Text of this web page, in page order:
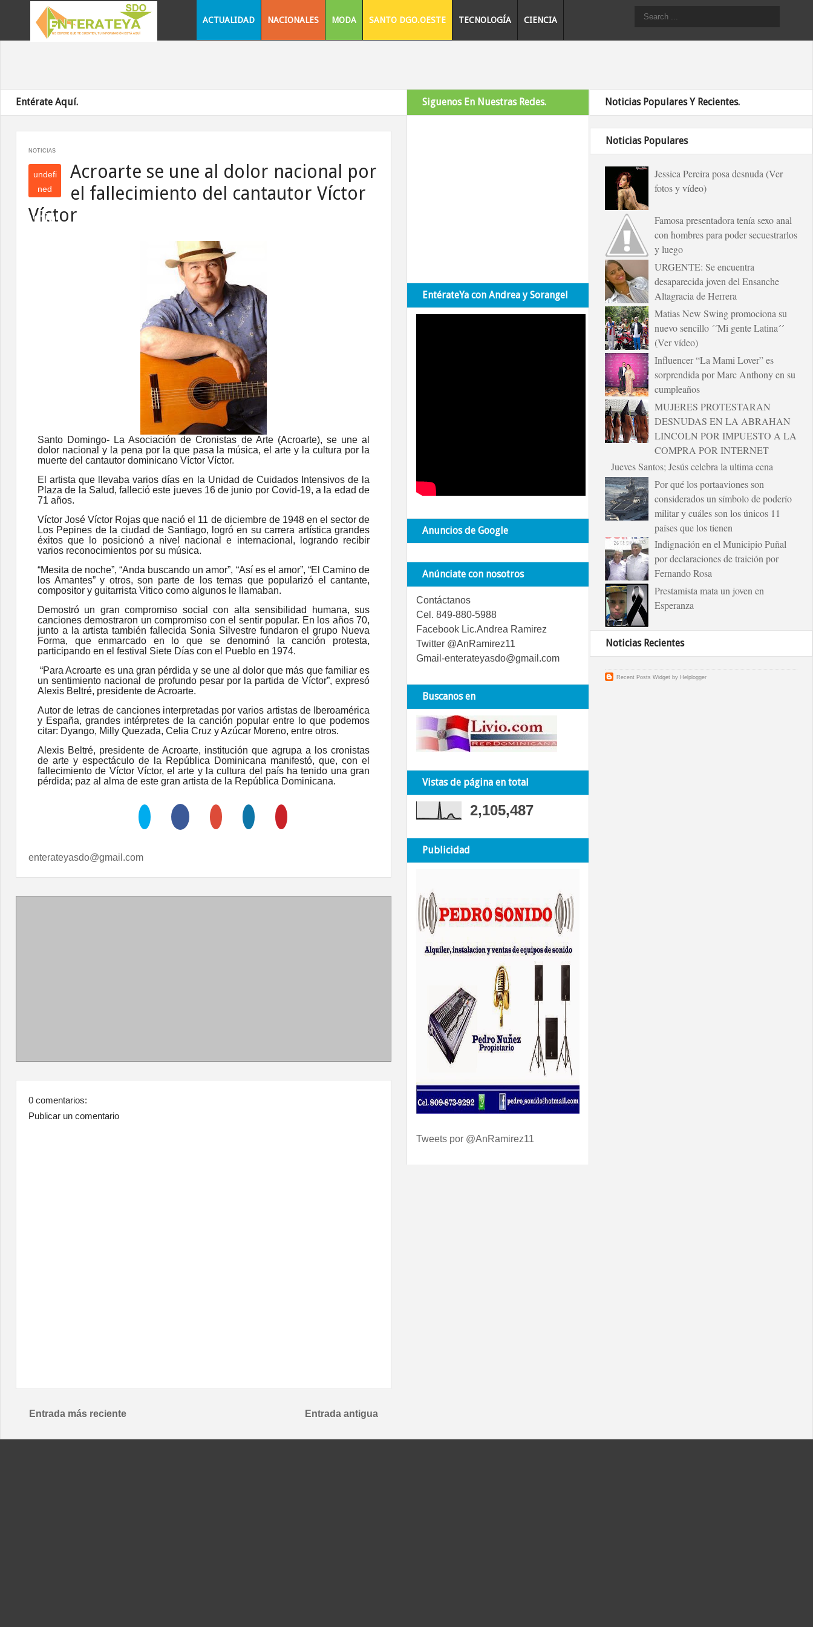
ACTUALIDAD NACIONALES MODA SANTO DGO.OESTE TECNOLOGÍA CIENCIA
Entérate Aquí.
NOTICIAS
undefi
ned
efin
Acroarte se une al dolor nacional por
el fallecimiento del cantautor Víctor
Víctor
Santo Domingo- La Asociación de Cronistas de Arte (Acroarte), se une al
dolor nacional y la pena por la que pasa la música, el arte y la cultura por la
muerte del cantautor dominicano Víctor Víctor.
El artista que llevaba varios días en la Unidad de Cuidados Intensivos de la
Plaza de la Salud, falleció este jueves 16 de junio por Covid-19, a la edad de
71 años.
Víctor José Víctor Rojas que nació el 11 de diciembre de 1948 en el sector de
Los Pepines de la ciudad de Santiago, logró en su carrera artística grandes
éxitos que lo posicionó a nivel nacional e internacional, logrando recibir
varios reconocimientos por su música.
“Mesita de noche”, “Anda buscando un amor”, “Así es el amor”, “El Camino de
los Amantes” y otros, son parte de los temas que popularizó el cantante,
compositor y guitarrista Vitico como algunos le llamaban.
Demostró un gran compromiso social con alta sensibilidad humana, sus
canciones demostraron un compromiso con el sentir popular. En los años 70,
junto a la artista también fallecida Sonia Silvestre fundaron el grupo Nueva
Forma, que enmarcado en lo que se denominó la canción protesta,
participando en el festival Siete Días con el Pueblo en 1974.
“Para Acroarte es una gran pérdida y se une al dolor que más que familiar es
un sentimiento nacional de profundo pesar por la partida de Víctor”, expresó
Alexis Beltré, presidente de Acroarte.
Autor de letras de canciones interpretadas por varios artistas de Iberoamérica
y España, grandes intérpretes de la canción popular entre lo que podemos
citar: Dyango, Milly Quezada, Celia Cruz y Azúcar Moreno, entre otros.
Alexis Beltré, presidente de Acroarte, institución que agrupa a los cronistas
de arte y espectáculo de la República Dominicana manifestó, que, con el
fallecimiento de Víctor Víctor, el arte y la cultura del país ha tenido una gran
pérdida; paz al alma de este gran artista de la República Dominicana.
enterateyasdo@gmail.com
0 comentarios:
Publicar un comentario
Entrada más reciente Entrada antigua
Siguenos En Nuestras Redes.
EntérateYa con Andrea y Sorangel
Anuncios de Google
Anúnciate con nosotros
Contáctanos
Cel. 849-880-5988
Facebook Lic.Andrea Ramirez
Twitter @AnRamirez11
Gmail-enterateyasdo@gmail.com
Buscanos en
Vistas de página en total
2,105,487
Publicidad
Tweets por @AnRamirez11
Noticias Populares Y Recientes.
Noticias Populares
Jessica Pereira posa desnuda (Ver
fotos y vídeo)
Famosa presentadora tenía sexo anal
con hombres para poder secuestrarlos
y luego
URGENTE: Se encuentra
desaparecida joven del Ensanche
Altagracia de Herrera
Matias New Swing promociona su
nuevo sencillo ´´Mi gente Latina´´
(Ver vídeo)
Influencer “La Mami Lover” es
sorprendida por Marc Anthony en su
cumpleaños
MUJERES PROTESTARAN
DESNUDAS EN LA ABRAHAN
LINCOLN POR IMPUESTO A LA
COMPRA POR INTERNET
Jueves Santos; Jesús celebra la ultima cena
Por qué los portaaviones son
considerados un símbolo de poderío
militar y cuáles son los únicos 11
países que los tienen
Indignación en el Municipio Puñal
por declaraciones de traición por
Fernando Rosa
Prestamista mata un joven en
Esperanza
Noticias Recientes
Recent Posts Widgetby Helplogger